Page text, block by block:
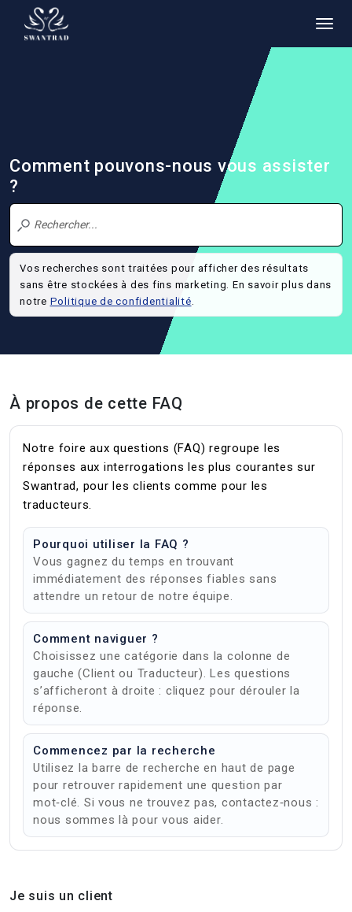
Comment pouvons-nous vous assister
?
Vos recherches sont traitées pour afficher des résultats
sans être stockées à des fins marketing. En savoir plus dans
notre Politique de confidentialité.
À propos de cette FAQ
Notre foire aux questions (FAQ) regroupe les
réponses aux interrogations les plus courantes sur
Swantrad, pour les clients comme pour les
traducteurs.
Pourquoi utiliser la FAQ ?
Vous gagnez du temps en trouvant
immédiatement des réponses fiables sans
attendre un retour de notre équipe.
Comment naviguer ?
Choisissez une catégorie dans la colonne de
gauche (Client ou Traducteur). Les questions
s’afficheront à droite : cliquez pour dérouler la
réponse.
Commencez par la recherche
Utilisez la barre de recherche en haut de page
pour retrouver rapidement une question par
mot‑clé. Si vous ne trouvez pas, contactez‑nous :
nous sommes là pour vous aider.
Je suis un client